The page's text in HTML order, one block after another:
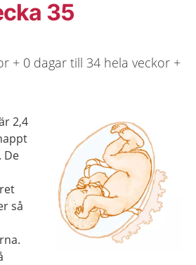
35
+ 0 dagar till 34 hela veckor +
2,4
De
så